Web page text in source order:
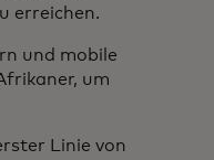
erreichen.
und mobile
um
Linie von